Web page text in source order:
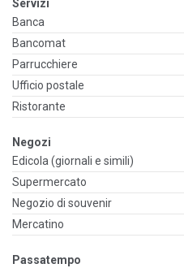
Servizi
Banca
Bancomat
Parrucchiere
Ufficio postale
Ristorante
Negozi
Edicola (giornali e simili)
Supermercato
Negozio di souvenir
Mercatino
Passatempo